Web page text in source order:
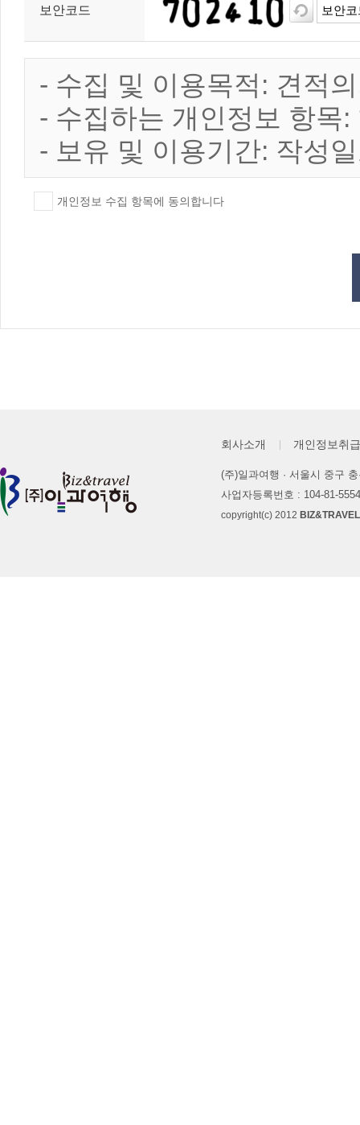
보안코드
- 수집 및 이용목적: 견적
- 수집하는 개인정보 항목
- 보유 및 이용기간: 작성
개인정보 수집 항목에 동의합니다
회사소개 개인정보취
(주)일과여행 · 서울시 중구
사업자등록번호 : 104-81-
copyright(c) 2012